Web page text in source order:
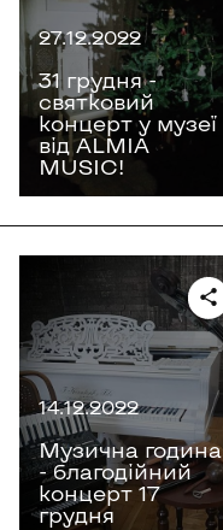
27.12.2022
31 грудня -
святковий
концерт у музеї
від ALMIA
MUSIC!
14.12.2022
Музична година
- благодійний
концерт 17
грудня